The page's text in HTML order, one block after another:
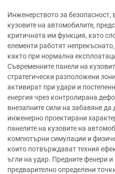
Инженерството за безопасност,
кузовите на автомобилите,
критичната им функция, като
елементи работят
както при нормална
Съвременните панели на
стратегически разположени
активират при удари и
енергия чрез контролирана
внезапните сили на забавяне да
инженерно проектирани
панелите на кузовите на
компютърни симулации и
които потвърждават техния
ъгли на удар. Предните фенери
предварително определени